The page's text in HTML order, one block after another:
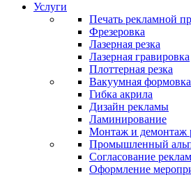
Услуги
Печать рекламной
Фрезеровка
Лазерная резка
Лазерная гравировка
Плоттерная резка
Вакуумная формовка
Гибка акрила
Дизайн рекламы
Ламинирование
Монтаж и демонтаж
Промышленный
Согласование
Оформление